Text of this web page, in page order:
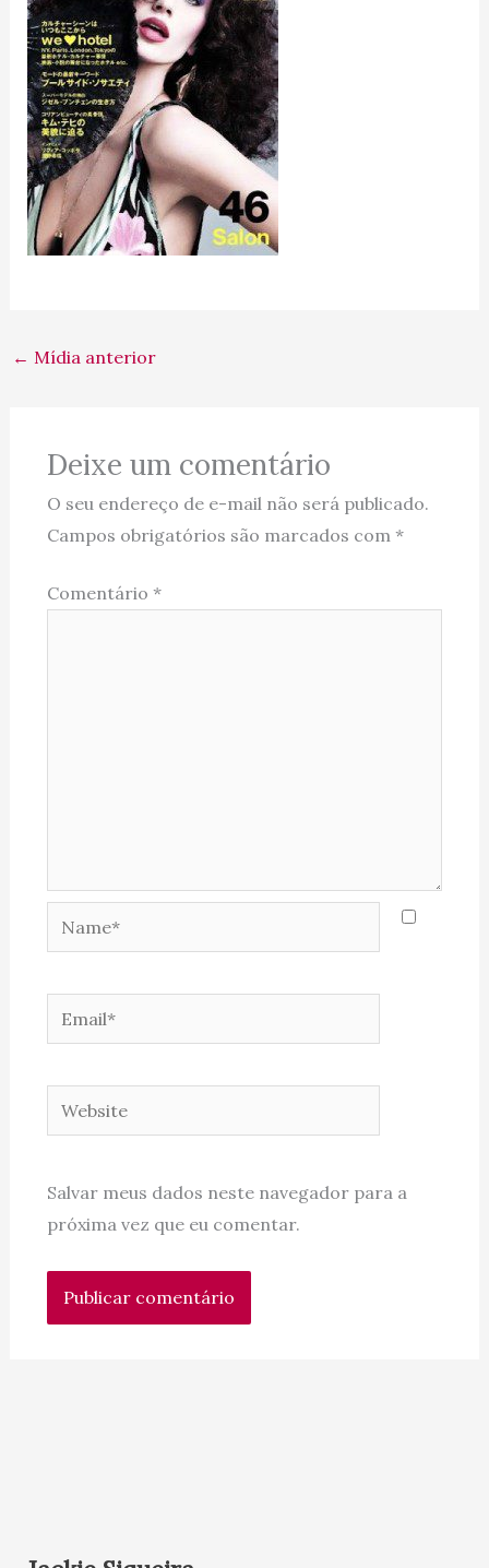
← Mídia anterior
Deixe um comentário
O seu endereço de e-mail não será publicado.
Campos obrigatórios são marcados com *
Comentário *
Name*
Email*
Website
Salvar meus dados neste navegador para a
próxima vez que eu comentar.